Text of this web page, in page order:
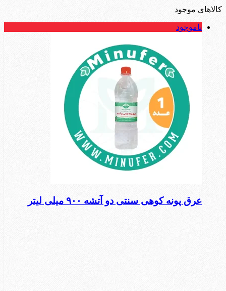
کالاهای موجود
ناموجود
عرق پونه کوهی سنتی دو آتشه ۹۰۰ میلی لیتر